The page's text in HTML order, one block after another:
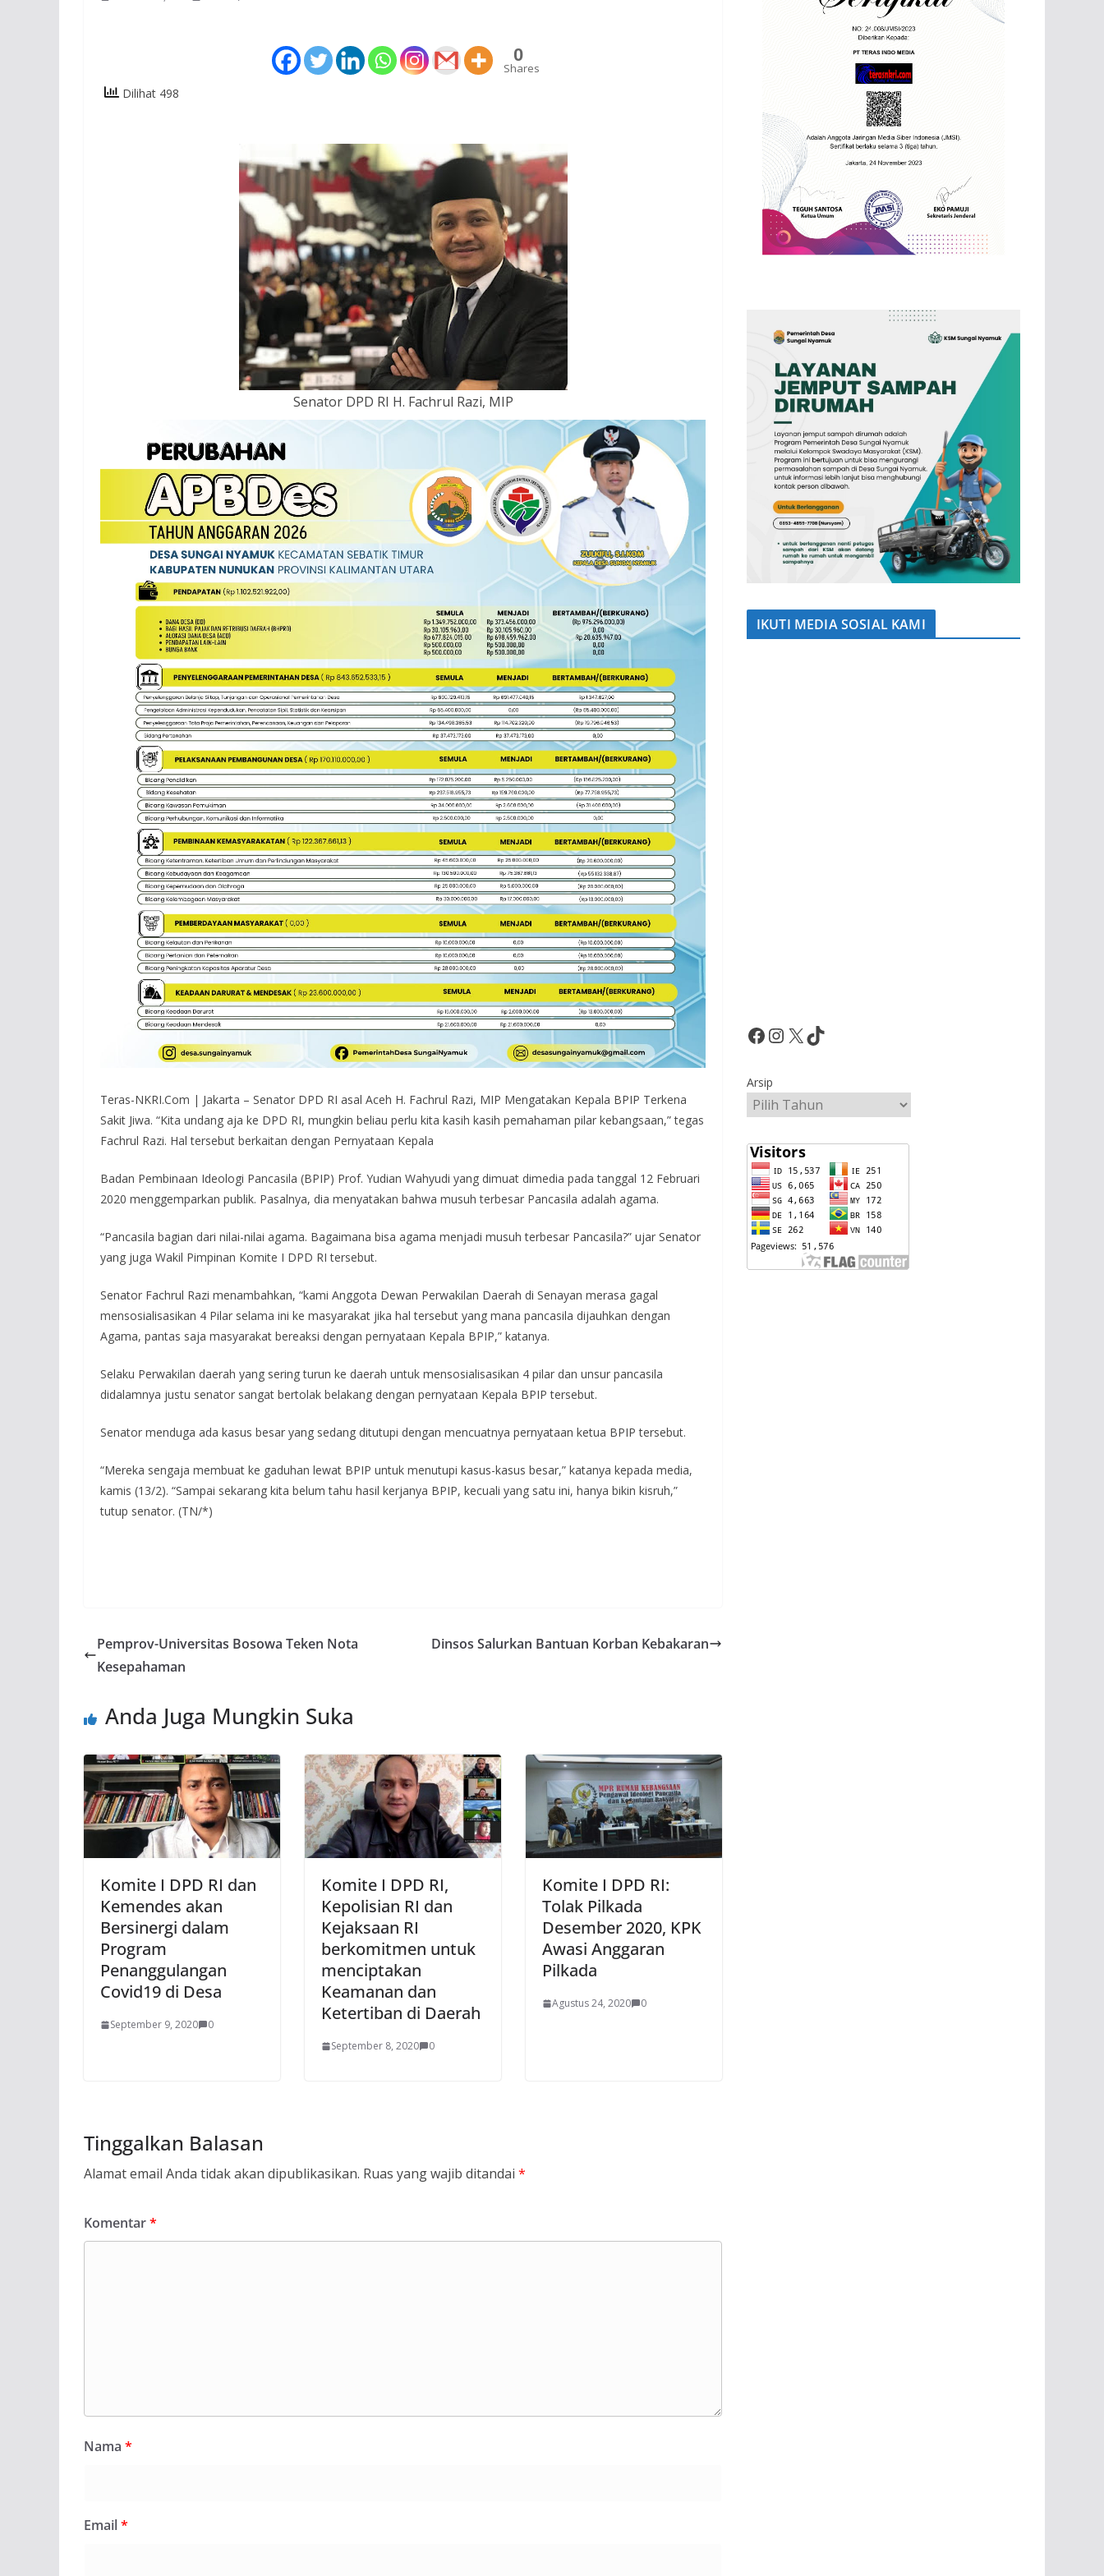
0
Shares
Dilihat 498
Senator DPD RI H. Fachrul Razi, MIP
Teras-NKRI.Com | Jakarta – Senator DPD RI asal Aceh H. Fachrul Razi, MIP Mengatakan Kepala BPIP Terkena
Sakit Jiwa. “Kita undang aja ke DPD RI, mungkin beliau perlu kita kasih kasih pemahaman pilar kebangsaan,” tegas
Fachrul Razi. Hal tersebut berkaitan dengan Pernyataan Kepala
Badan Pembinaan Ideologi Pancasila (BPIP) Prof. Yudian Wahyudi yang dimuat dimedia pada tanggal 12 Februari
2020 menggemparkan publik. Pasalnya, dia menyatakan bahwa musuh terbesar Pancasila adalah agama.
“Pancasila bagian dari nilai-nilai agama. Bagaimana bisa agama menjadi musuh terbesar Pancasila?” ujar Senator
yang juga Wakil Pimpinan Komite I DPD RI tersebut.
Senator Fachrul Razi menambahkan, “kami Anggota Dewan Perwakilan Daerah di Senayan merasa gagal
mensosialisasikan 4 Pilar selama ini ke masyarakat jika hal tersebut yang mana pancasila dijauhkan dengan
Agama, pantas saja masyarakat bereaksi dengan pernyataan Kepala BPIP,” katanya.
Selaku Perwakilan daerah yang sering turun ke daerah untuk mensosialisasikan 4 pilar dan unsur pancasila
didalamnya justu senator sangat bertolak belakang dengan pernyataan Kepala BPIP tersebut.
Senator menduga ada kasus besar yang sedang ditutupi dengan mencuatnya pernyataan ketua BPIP tersebut.
“Mereka sengaja membuat ke gaduhan lewat BPIP untuk menutupi kasus-kasus besar,” katanya kepada media,
kamis (13/2). “Sampai sekarang kita belum tahu hasil kerjanya BPIP, kecuali yang satu ini, hanya bikin kisruh,”
tutup senator. (TN/*)
Pemprov-Universitas Bosowa Teken Nota
Kesepahaman
Dinsos Salurkan Bantuan Korban Kebakaran
Anda Juga Mungkin Suka
Komite I DPD RI dan
Kemendes akan
Bersinergi dalam
Program
Penanggulangan
Covid19 di Desa
September 9, 2020 0
Komite I DPD RI,
Kepolisian RI dan
Kejaksaan RI
berkomitmen untuk
menciptakan
Keamanan dan
Ketertiban di Daerah
September 8, 2020 0
Komite I DPD RI:
Tolak Pilkada
Desember 2020, KPK
Awasi Anggaran
Pilkada
Agustus 24, 2020 0
Tinggalkan Balasan
Alamat email Anda tidak akan dipublikasikan. Ruas yang wajib ditandai *
Komentar*
Nama *
Email*
IKUTI MEDIA SOSIAL KAMI
Facebook InstagramX TikTok
Arsip